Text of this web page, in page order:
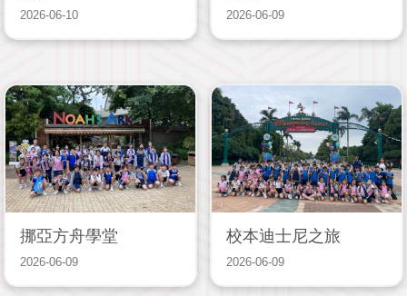
2026-06-10 2026-06-09
挪亞方舟學堂
2026-06-09
校本迪士尼之旅
2026-06-09